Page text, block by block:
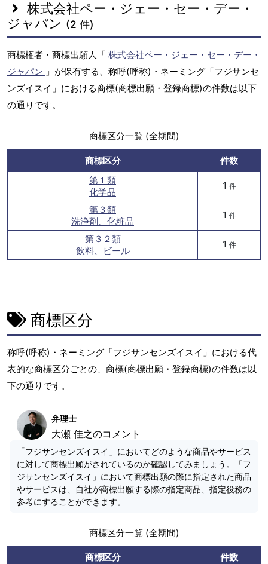
株式会社ペー・ジェー・セー・デー・
ジャパン (2 件)
商標権者・商標出願人「 株式会社ペー・ジェー・セー・デー・
ジャパン 」が保有する、称呼(呼称)・ネーミング「フジサンセ
ンズイスイ」における商標(商標出願・登録商標)の件数は以下
の通りです。
商標区分一覧 (全期間)
商標区分
件数
第１類
化学品
1 件
第３類
洗浄剤、化粧品
1 件
第３２類
飲料、ビール
1 件
商標区分
称呼(呼称)・ネーミング「フジサンセンズイスイ」における代
表的な商標区分ごとの、商標(商標出願・登録商標)の件数は以
下の通りです。
弁理士
大瀬 佳之のコメント
「フジサンセンズイスイ」においてどのような商品やサービス
に対して商標出願がされているのか確認してみましょう。「フ
ジサンセンズイスイ」において商標出願の際に指定された商品
やサービスは、自社が商標出願する際の指定商品、指定役務の
参考にすることができます。
商標区分一覧 (全期間)
商標区分
件数